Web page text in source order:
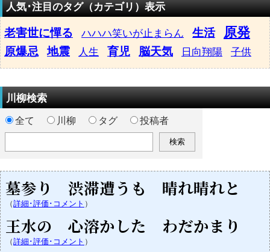
人気･注目のタグ（カテゴリ）表示
老害世に憚る ハハハ笑いが止まらん 生活 原発
原爆忌 地震 人生 育児 脳天気 日向翔陽 子供
川柳検索
全て 川柳 タグ 投稿者
墓参り 渋滞遭うも 晴れ晴れと
（詳細･評価･コメント ）
王水の 心溶かした わだかまり
（詳細･評価･コメント ）